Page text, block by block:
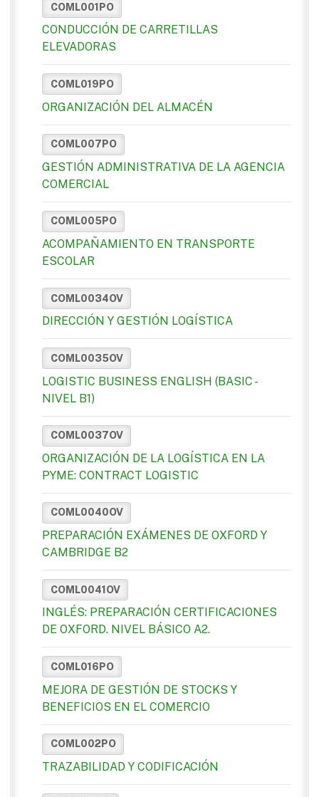
COML001PO
CONDUCCIÓN DE CARRETILLAS
ELEVADORAS
COML019PO
ORGANIZACIÓN DEL ALMACÉN
COML007PO
GESTIÓN ADMINISTRATIVA DE LA AGENCIA
COMERCIAL
COML005PO
ACOMPAÑAMIENTO EN TRANSPORTE
ESCOLAR
COML0034OV
DIRECCIÓN Y GESTIÓN LOGÍSTICA
COML0035OV
LOGISTIC BUSINESS ENGLISH (BASIC -
NIVEL B1)
COML0037OV
ORGANIZACIÓN DE LA LOGÍSTICA EN LA
PYME: CONTRACT LOGISTIC
COML0040OV
PREPARACIÓN EXÁMENES DE OXFORD Y
CAMBRIDGE B2
COML0041OV
INGLÉS: PREPARACIÓN CERTIFICACIONES
DE OXFORD. NIVEL BÁSICO A2.
COML016PO
MEJORA DE GESTIÓN DE STOCKS Y
BENEFICIOS EN EL COMERCIO
COML002PO
TRAZABILIDAD Y CODIFICACIÓN